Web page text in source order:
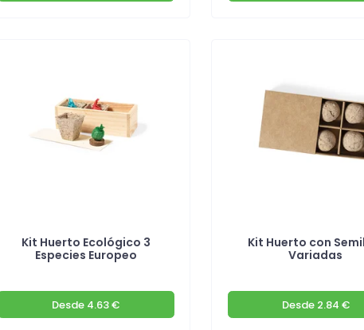
Kit Huerto Ecológico 3
Especies Europeo
Desde 4.63 €
Kit Huerto con
Variadas
Desde2.84 €